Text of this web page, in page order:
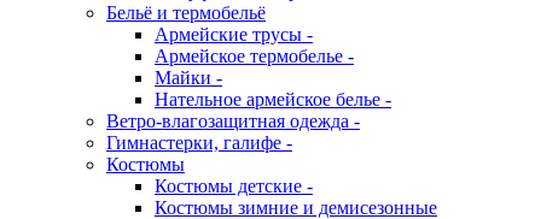
Бельё и термобельё
Армейские трусы -
Армейское термобелье -
Майки -
Нательное армейское белье -
Ветро-влагозащитная одежда -
Гимнастерки, галифе -
Костюмы
Костюмы детские -
Костюмы зимние и демисезонные